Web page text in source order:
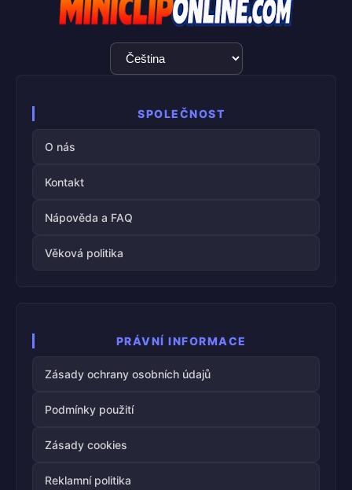
Výběr
jazyka
SPOLEČNOST
O nás
Kontakt
Nápověda a FAQ
Věková politika
PRÁVNÍ INFORMACE
Zásady ochrany osobních údajů
Podmínky použití
Zásady cookies
Reklamní politika